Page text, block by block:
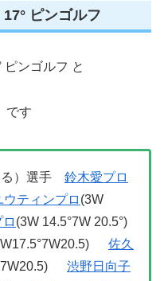
ピンゴルフ
ピンゴルフ と
です
る）選手 鈴木愛プロ
ウティンプロ (3W
(3W 14.5°7W 20.5°)
佐久
渋野日向子